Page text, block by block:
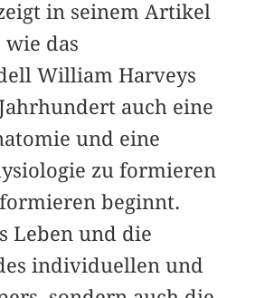
in seinem Artikel
wie das
William Harveys
auch eine
und eine
zu formieren
beginnt.
Leben und die
individuellen und